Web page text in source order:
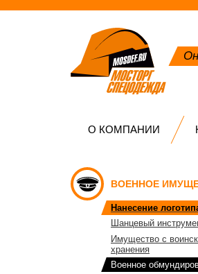
О КОМПАНИИ
ВОЕННОЕ
Нанесение
Шанцевый
Имущество с
хранения
Военное